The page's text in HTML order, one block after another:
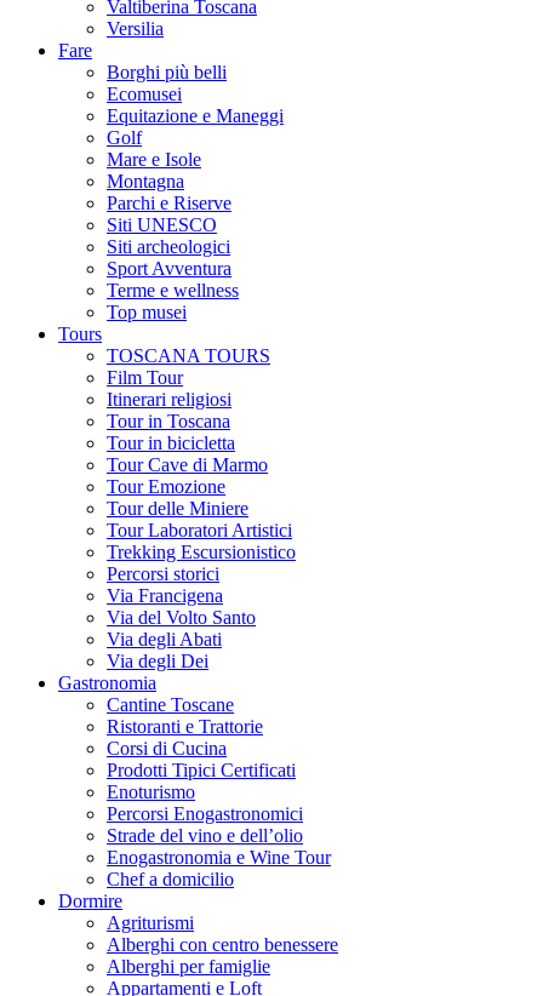
Valtiberina Toscana
Versilia
Fare
Borghi più belli
Ecomusei
Equitazione e Maneggi
Golf
Mare e Isole
Montagna
Parchi e Riserve
Siti UNESCO
Siti archeologici
Sport Avventura
Terme e wellness
Top musei
Tours
TOSCANA TOURS
Film Tour
Itinerari religiosi
Tour in Toscana
Tour in bicicletta
Tour Cave di Marmo
Tour Emozione
Tour delle Miniere
Tour Laboratori Artistici
Trekking Escursionistico
Percorsi storici
Via Francigena
Via del Volto Santo
Via degli Abati
Via degli Dei
Gastronomia
Cantine Toscane
Ristoranti e Trattorie
Corsi di Cucina
Prodotti Tipici Certificati
Enoturismo
Percorsi Enogastronomici
Strade del vino e dell’olio
Enogastronomia e Wine Tour
Chef a domicilio
Dormire
Agriturismi
Alberghi con centro benessere
Alberghi per famiglie
Appartamenti e Loft